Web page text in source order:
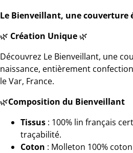
Le Bienveillant, une couverture
🌿 Création Unique 🌿
Découvrez Le Bienveillant, une
naissance, entièrement
le Var, France.
🌿Composition du Bienveillant
Tissus : 100% lin français
traçabilité.
Coton : Molleton 100%